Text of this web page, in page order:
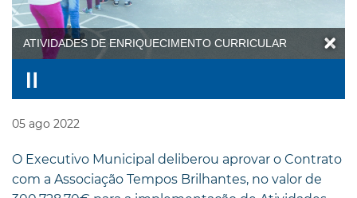
ATIVIDADES DE ENRIQUECIMENTO CURRICULAR
05 ago 2022
O Executivo Municipal deliberou aprovar o Contrato
com a Associação Tempos Brilhantes, no valor de